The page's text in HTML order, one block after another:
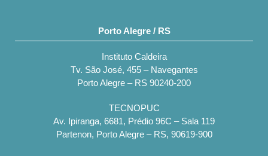
Porto Alegre / RS
Instituto Caldeira
Tv. São José, 455 – Navegantes
Porto Alegre – RS 90240-200
TECNOPUC
Av. Ipiranga, 6681, Prédio 96C – Sala 119
Partenon, Porto Alegre – RS, 90619-900